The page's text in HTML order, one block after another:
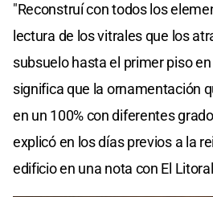
"Reconstruí con todos los
lectura de los vitrales que los
subsuelo hasta el primer piso
significa que la ornamentación
en un 100% con diferentes
explicó en los días previos a la
edificio en una nota con El